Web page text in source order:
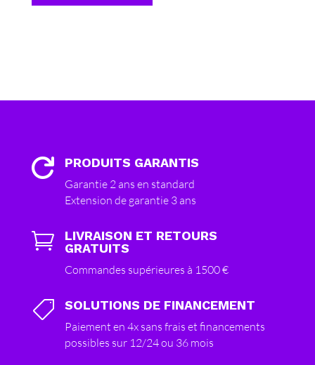
 PRODUITS GARANTIS
Garantie 2 ans en standard
Extension de garantie 3 ans

LIVRAISON ET RETOURS
GRATUITS
Commandes supérieures à 1500 €
 SOLUTIONS DE FINANCEMENT
Paiement en 4x sans frais et financements
possibles sur 12/24 ou 36 mois